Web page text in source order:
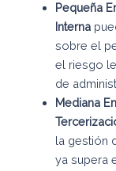
Pequeña
Interna
sobre el
el riesgo
de
Mediana
la gestión
ya supera